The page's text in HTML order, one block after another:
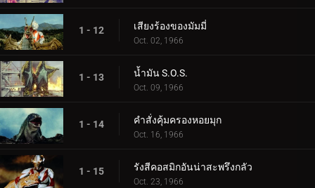
1 - 12 เสียงร้องของมัมมี่
Oct. 02, 1966
1 - 13 น้ำมัน S.O.S.
Oct. 09, 1966
1 - 14 คำสั่งคุ้มครองหอยมุก
Oct. 16, 1966
1 - 15 รังสีคอสมิกอันน่าสะพรึงกลัว
Oct. 23, 1966